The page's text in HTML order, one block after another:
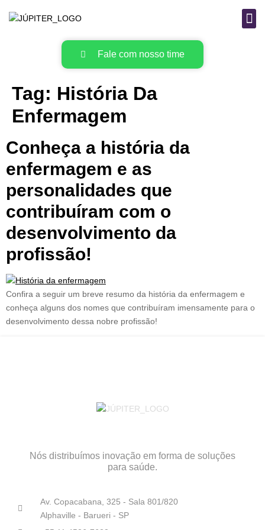
Fale com nosso time
Tag: História Da
Enfermagem
Conheça a história da
enfermagem e as
personalidades que
contribuíram com o
desenvolvimento da
profissão!
Confira a seguir um breve resumo da história da enfermagem e
conheça alguns dos nomes que contribuíram imensamente para o
desenvolvimento dessa nobre profissão!
Nós distribuímos inovação em forma de soluções
para saúde.
Av. Copacabana, 325 - Sala 801/820
Alphaville - Barueri - SP